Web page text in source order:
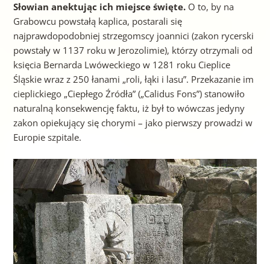
Słowian anektując ich miejsce święte.O to, by na
Grabowcu powstałą kaplica, postarali się
najprawdopodobniej strzegomscy joannici (zakon rycerski
powstały w 1137 roku w Jerozolimie), którzy otrzymali od
księcia Bernarda Lwóweckiego w 1281 roku Cieplice
Śląskie wraz z 250 łanami „roli, łąki i lasu”. Przekazanie im
cieplickiego „Ciepłego Źródła” („Calidus Fons”) stanowiło
naturalną konsekwencję faktu, iż był to wówczas jedyny
zakon opiekujący się chorymi – jako pierwszy prowadzi w
Europie szpitale.